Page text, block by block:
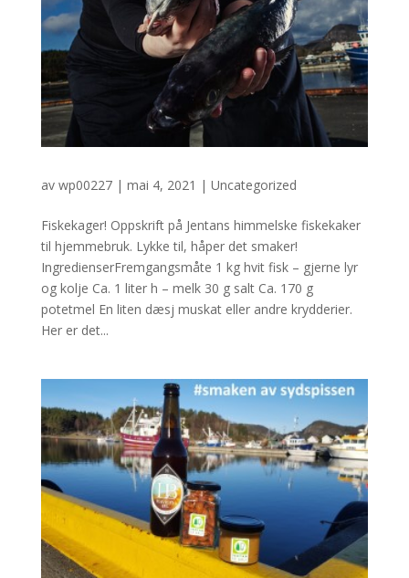
av wp00227| mai 4, 2021 | Uncategorized
Fiskekager! Oppskrift på Jentans himmelske fiskekaker
til hjemmebruk. Lykke til, håper det smaker!
IngredienserFremgangsmåte 1 kg hvit fisk – gjerne lyr
og kolje Ca. 1 liter h – melk 30 g salt Ca. 170 g
potetmel En liten dæsj muskat eller andre krydderier.
Her er det...